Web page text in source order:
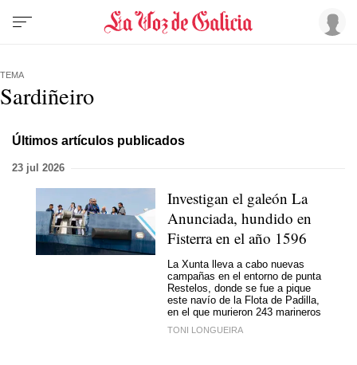
TEMA
Sardiñeiro
Últimos artículos publicados
23 jul 2026
Investigan el galeón La
Anunciada, hundido en
Fisterra en el año 1596
La Xunta lleva a cabo nuevas
campañas en el entorno de punta
Restelos, donde se fue a pique
este navío de la Flota de Padilla,
en el que murieron 243 marineros
TONI LONGUEIRA